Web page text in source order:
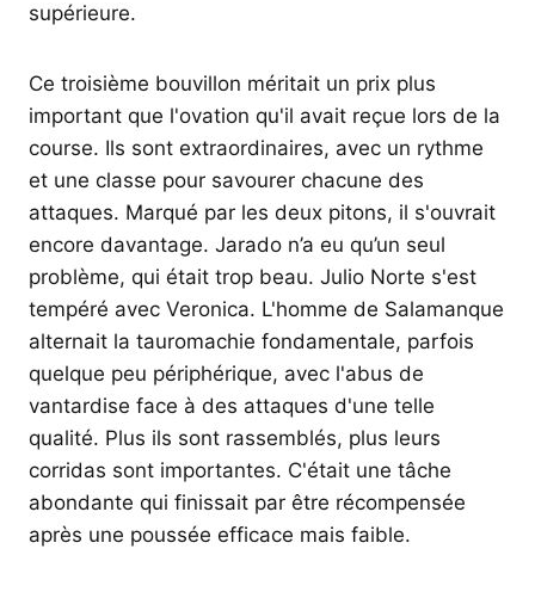
supérieure.
Ce troisième bouvillon méritait un prix plus
important que l'ovation qu'il avait reçue lors de la
course. Ils sont extraordinaires, avec un rythme
et une classe pour savourer chacune des
attaques. Marqué par les deux pitons, il s'ouvrait
encore davantage. Jarado n’a eu qu’un seul
problème, qui était trop beau. Julio Norte s'est
tempéré avec Veronica. L'homme de Salamanque
alternait la tauromachie fondamentale, parfois
quelque peu périphérique, avec l'abus de
vantardise face à des attaques d'une telle
qualité. Plus ils sont rassemblés, plus leurs
corridas sont importantes. C'était une tâche
abondante qui finissait par être récompensée
après une poussée efficace mais faible.